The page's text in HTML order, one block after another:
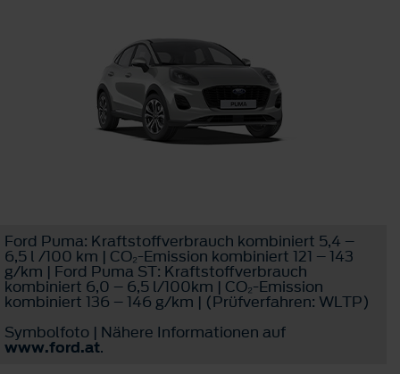
Ford Puma: Kraftstoffverbrauch kombiniert 5,4 –
6,5 l /100 km | CO₂-Emission kombiniert 121 – 143
g/km | Ford Puma ST: Kraftstoffverbrauch
kombiniert 6,0 – 6,5 l/100km | CO₂-Emission
kombiniert 136 – 146 g/km | (Prüfverfahren: WLTP)
Symbolfoto | Nähere Informationen auf
www.ford.at.